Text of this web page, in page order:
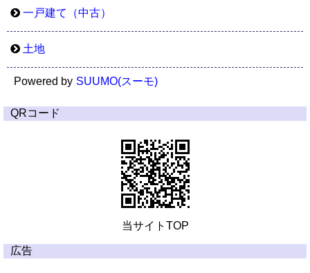
一戸建て（中古）
土地
Powered by SUUMO(スーモ)
QRコード
当サイトTOP
広告